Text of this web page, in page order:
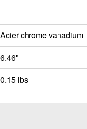
Acier chrome vanadium
6.46"
0.15 lbs